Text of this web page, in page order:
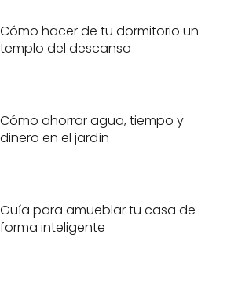
Cómo hacer de tu dormitorio un
templo del descanso
Cómo ahorrar agua, tiempo y
dinero en el jardín
Guía para amueblar tu casa de
forma inteligente